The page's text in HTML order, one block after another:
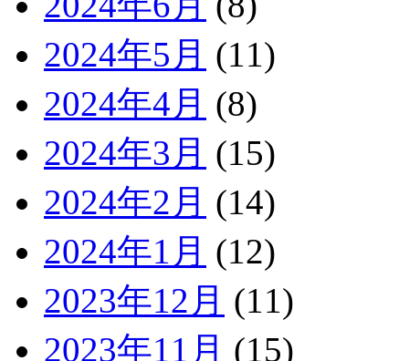
2024年5月 (11)
2024年4月 (8)
2024年3月 (15)
2024年2月 (14)
2024年1月 (12)
2023年12月 (11)
2023年11月 (15)